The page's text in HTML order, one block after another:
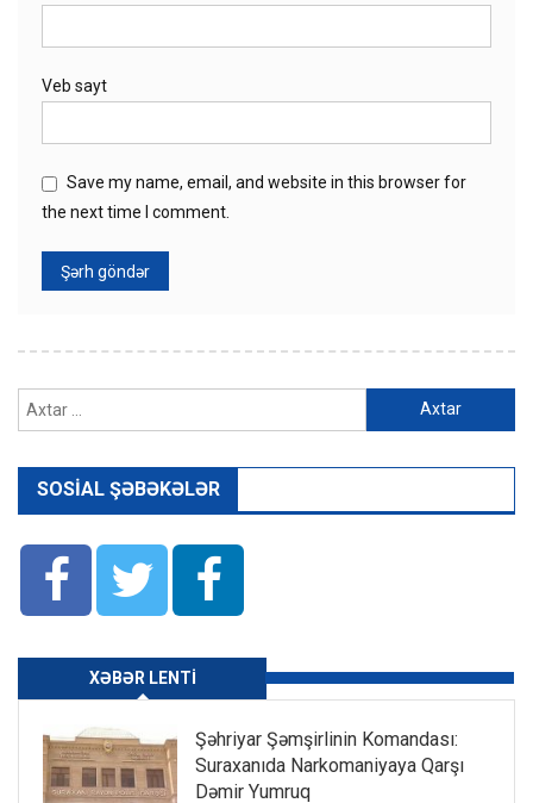
Veb sayt
Save my name, email, and website in this browser for
the next time I comment.
SOSIAL ŞƏBƏKƏLƏR
XƏBƏR LENTI
Şəhriyar Şəmşirlinin Komandası:
Suraxanıda Narkomaniyaya Qarşı
Dəmir Yumruq